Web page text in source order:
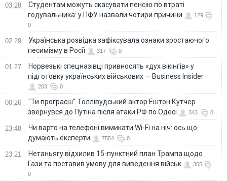
03:28
Студентам можуть скасувати пенсію по втраті
годувальника: у ПФУ назвали чотири причини
129
0
02:29
Українська розвідка зафіксувала ознаки зростаючого
песимізму в Росії
317 0
01:27
Норвезькі спецназівці привносять «дух вікінгів» у
підготовку українських військових — Business Insider
203 0
00:26
"Ти програєш". Голлівудський актор Ештон Кутчер
звернувся до Путіна після атаки РФ по Одесі
343 0
23:48
Чи варто на телефонi вимикати Wi-Fi на ніч: ось що
думають експерти
7554 0
23:21
Нетаньягу відхилив 15-пунктний план Трампа щодо
Гази та поставив умову для виведення військ
355
0